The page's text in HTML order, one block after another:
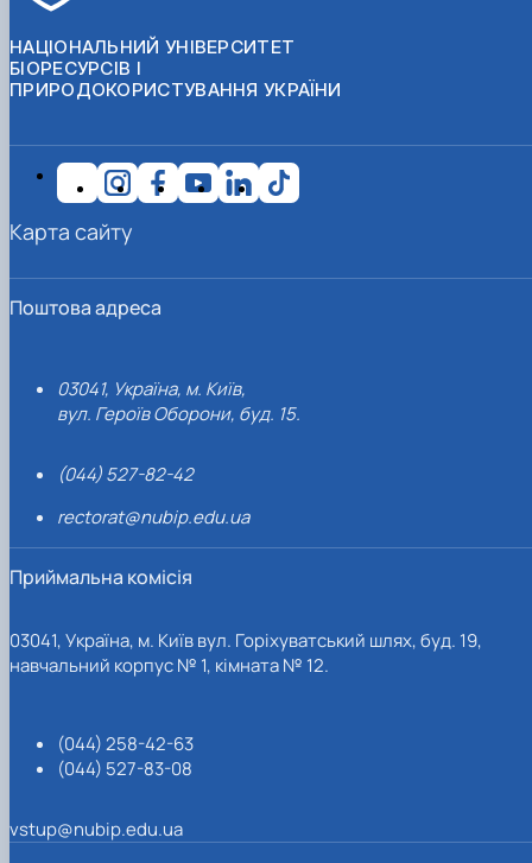
НАЦІОНАЛЬНИЙ УНІВЕРСИТЕТ
БІОРЕСУРСІВ І
ПРИРОДОКОРИСТУВАННЯ УКРАЇНИ
Поштова адреса
03041, Україна, м. Київ,
вул. Героїв Оборони, буд. 15.
(044) 527-82-42
rectorat@nubip.edu.ua
Приймальна комісія
03041, Україна, м. Київ вул. Горіхуватський шлях, буд. 19,
навчальний корпус № 1, кімната № 12.
(044) 258-42-63
(044) 527-83-08
vstup@nubip.edu.ua
Карта сайту